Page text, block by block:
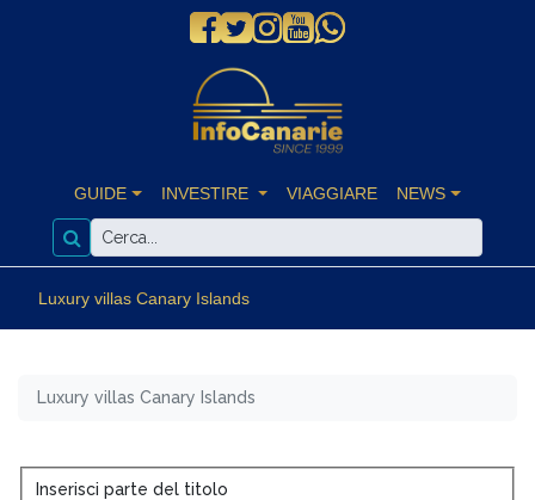
GUIDE INVESTIRE VIAGGIARE NEWS
Luxury villas Canary Islands
Luxury villas Canary Islands
Inserisci parte del titolo